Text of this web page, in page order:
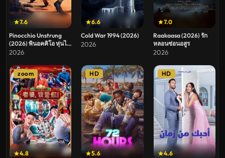
7.6
Pinocchio Unstrung
(2026) พินอคคิโอ หุ่นไม้
สายเชือด
2026
6.6
Cold War 1994 (2026)
2026
7.0
Raakaasa (2026) รัก
หลอนซ่อนอสูร
2026
4.8
zoom
5.6
HD
4.6
HD